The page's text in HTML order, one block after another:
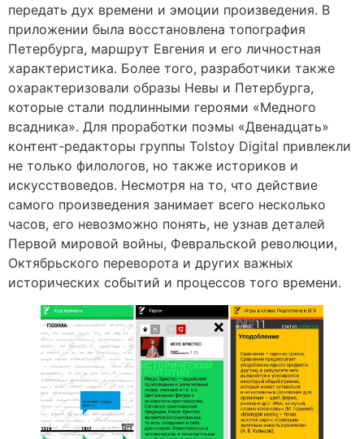
передать дух времени и эмоции произведения. В
приложении была восстановлена топография
Петербурга, маршрут Евгения и его личностная
характеристика. Более того, разработчики также
охарактеризовали образы Невы и Петербурга,
которые стали подлинными героями «Медного
всадника». Для проработки поэмы «Двенадцать»
контент-редакторы группы Tolstoy Digital привлекли
не только филологов, но также историков и
искусствоведов. Несмотря на то, что действие
самого произведения занимает всего несколько
часов, его невозможно понять, не узнав деталей
Первой мировой войны, Февральской революции,
Октябрьского переворота и других важных
исторических событий и процессов того времени.